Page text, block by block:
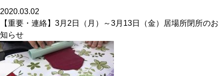
2020.03.02
【重要・連絡】3月2日（月）～3月13日（金）居場所閉所のお
知らせ